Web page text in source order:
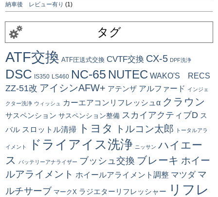
納車後 レビュー有り (1)
タグ
ATF交換 ATF圧送式交換 CVTF交換 CX-5 DPF洗浄
DSC IS350 LS460 NC-65 NUTEC WAKO'S RECS
ZZ-51改 アイシンAFW+ アテンザ アルファード インジェ
クター洗浄 ウィッシュ カーエアコンリフレッシュα クラウン
サスペンション サスペンション整備 スカイアクティブD ス
バル スロットル清掃 トヨタ トルコン太郎 トータルアラ
イメント ドライアイス洗浄 ニッサン ハイエー
ス
バッテリーアナライザー ブッシュ交換 ブレーキ ホイー
ルアライメント ホイールアライメント調整 マツダ マ
ルチサーブ マークX ラジエターリフレッシャー
リフレ